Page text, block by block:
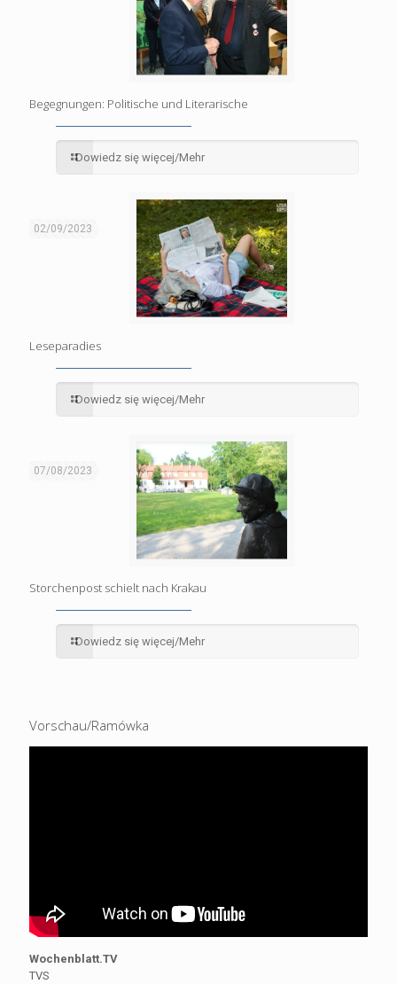
Begegnungen: Politische und Literarische
Dowiedz się więcej/Mehr
02/09/2023
Leseparadies
Dowiedz się więcej/Mehr
07/08/2023
Storchenpost schielt nach Krakau
Dowiedz się więcej/Mehr
Vorschau/Ramówka
Wochenblatt.TV
TVS